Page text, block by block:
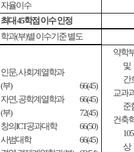
자율이수
최대45학점 이수 인정
학과(부)별 이수기준 별도
인문,사회계열학과
(부)
자연,공학계열학과
(부)
창의ICT공과대학
사범대학
66(45)
66(45)
72(45)
66(50)
66(45)
약학
및
간
교과
준
건축
105
상